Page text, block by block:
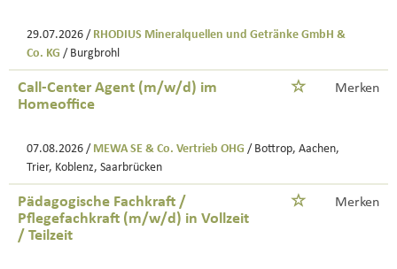
29.07.2026 / RHODIUS Mineralquellen und Getränke GmbH &
Co. KG / Burgbrohl
Call-Center Agent (m/w/d) im
Homeoffice
Merken
07.08.2026 / MEWA SE & Co. Vertrieb OHG / Bottrop, Aachen,
Trier, Koblenz, Saarbrücken
Pädagogische Fachkraft /
Pflegefachkraft (m/w/d) in Vollzeit
/ Teilzeit
Merken